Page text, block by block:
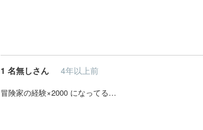
1 名無しさん 4年以上前
冒険家の経験×2000 になってる…